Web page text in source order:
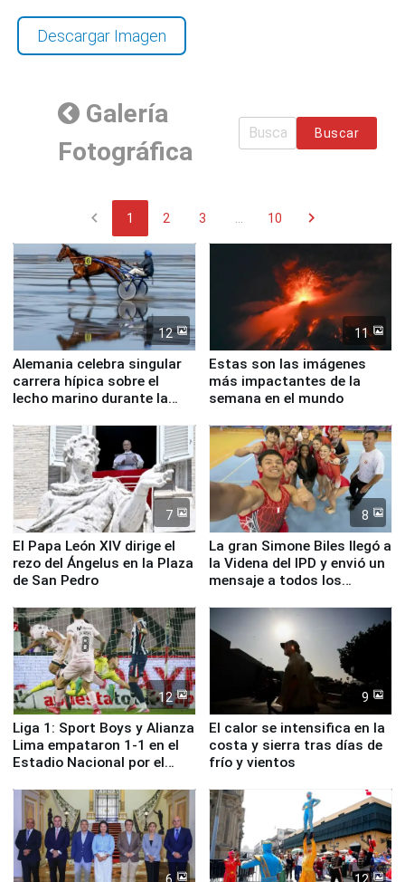
Descargar Imagen
Galería
Fotográfica
Buscar
chevron_left 1 2 3 10 chevron_right
12
Alemania celebra singular
carrera hípica sobre el
lecho marino durante la
11
Estas son las imágenes
más impactantes de la
semana en el mundo
7
El Papa León XIV dirige el
rezo del Ángelus en la Plaza
de San Pedro
8
La gran Simone Biles llegó a
la Videna del IPD y envió un
mensaje a todos los
12
Liga 1: Sport Boys y Alianza
Lima empataron 1-1 en el
Estadio Nacional por el
9
El calor se intensifica en la
costa y sierra tras días de
frío y vientos
6 12